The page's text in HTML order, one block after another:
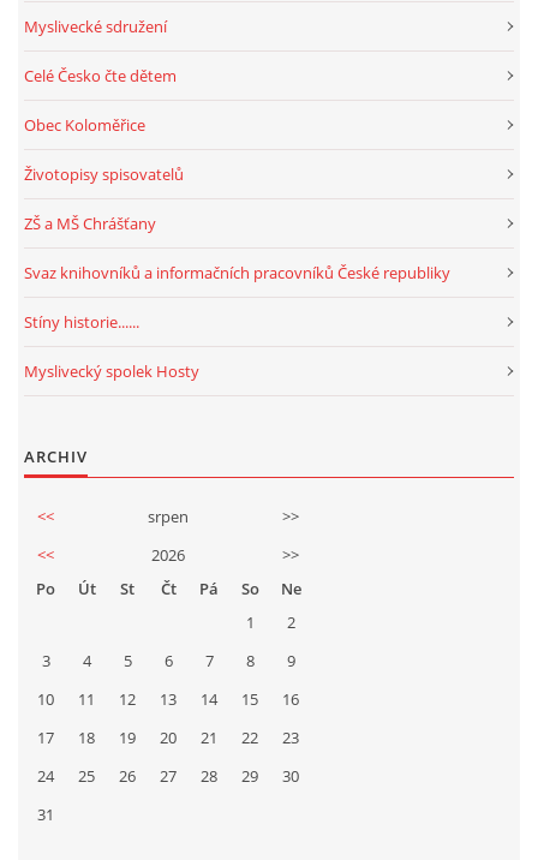
Myslivecké sdružení
Celé Česko čte dětem
Obec Koloměřice
Životopisy spisovatelů
ZŠ a MŠ Chrášťany
Svaz knihovníků a informačních pracovníků České republiky
Stíny historie......
Myslivecký spolek Hosty
ARCHIV
<< srpen
>>
<<
2026
>>
Po
Út St Čt Pá So
Ne
1
2
3
4 5 6 7 8
9
10
11 12 13 14 15
16
17
18 19 20 21 22
23
24
25 26 27 28 29
30
31